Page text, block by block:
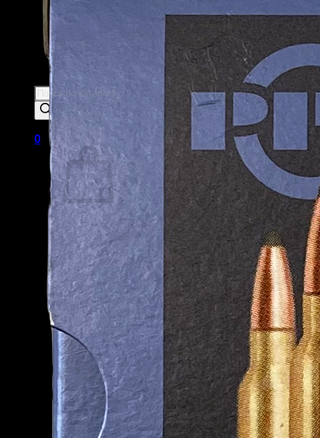
Патроны
Патроны для гладкоствольного
Патроны для нарезного оружия
Патроны для ОООП
Поиск
товаров
0
Корзина пуста.
Вернуться в магазин